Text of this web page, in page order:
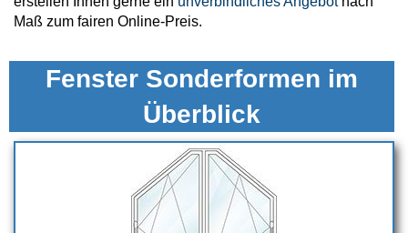
Maß zum fairen Online-Preis.
Fenster Sonderformen im
Überblick